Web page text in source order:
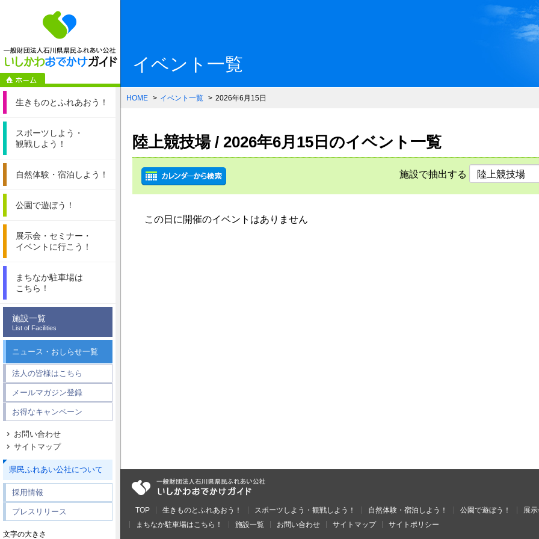
一般財団法人石川県県民ふれあい公社 いしか
生きものとふれあおう！
スポーツしよう・
観戦しよう！
自然体験・ 宿泊しよう！
公園で遊ぼう！
展示会・セミナー・
イベントに行こう！
まちなか駐車場は
こちら！
施設一覧
List of Facilities
ニュース・おしらせ一覧
法人の皆様はこちら
メールマガジン登録
お得なキャンペーン
お問い合わせ
サイトマップ
県民ふれあい公社について
採用情報
プレスリリース
文字の大きさ
イベント一覧
HOME イベント一覧 2026年6月15日
陸上競技場 / 2026年6月15日のイベント一覧
施設で抽出する
この日に開催のイベントはありません
TOP 生きものとふれあおう！ スポーツしよう・観戦しよう！ 自然体験・宿泊しよう！ 公園で遊ぼう！
展
まちなか駐車場はこちら！
施設一覧 お問い合わせ サイトマップ サイトポリシー